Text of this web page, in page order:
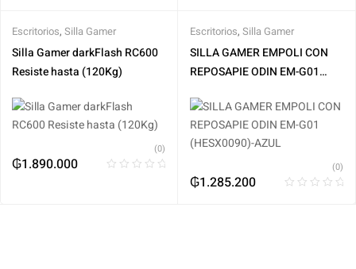
Escritorios, Silla Gamer
Silla Gamer darkFlash RC600
Resiste hasta (120Kg)
₲1.890.000
(0)
Escritorios, Silla Gamer
SILLA GAMER EMPOLI CON
REPOSAPIE ODIN EM-G01
₲1.285.200
(0)